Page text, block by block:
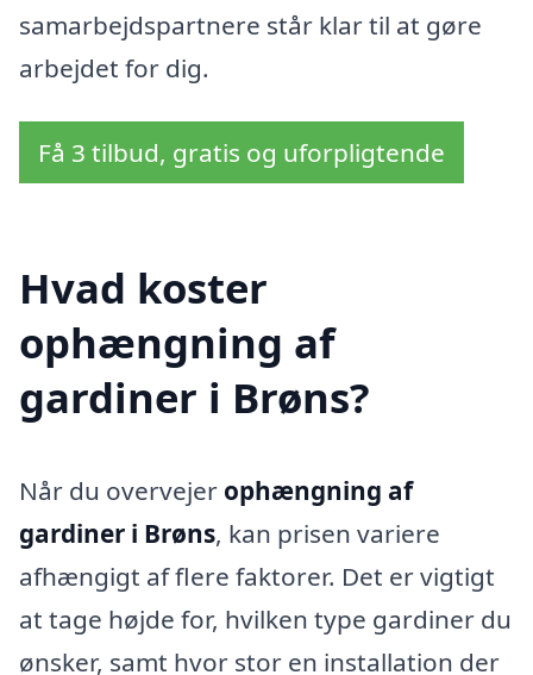
samarbejdspartnere står klar til at gøre
arbejdet for dig.
Få 3 tilbud, gratis og uforpligtende
Hvad koster
ophængning af
gardiner i Brøns?
Når du overvejer ophængning af
gardiner i Brøns, kan prisen variere
afhængigt af flere faktorer. Det er vigtigt
at tage højde for, hvilken type gardiner du
ønsker, samt hvor stor en installation der